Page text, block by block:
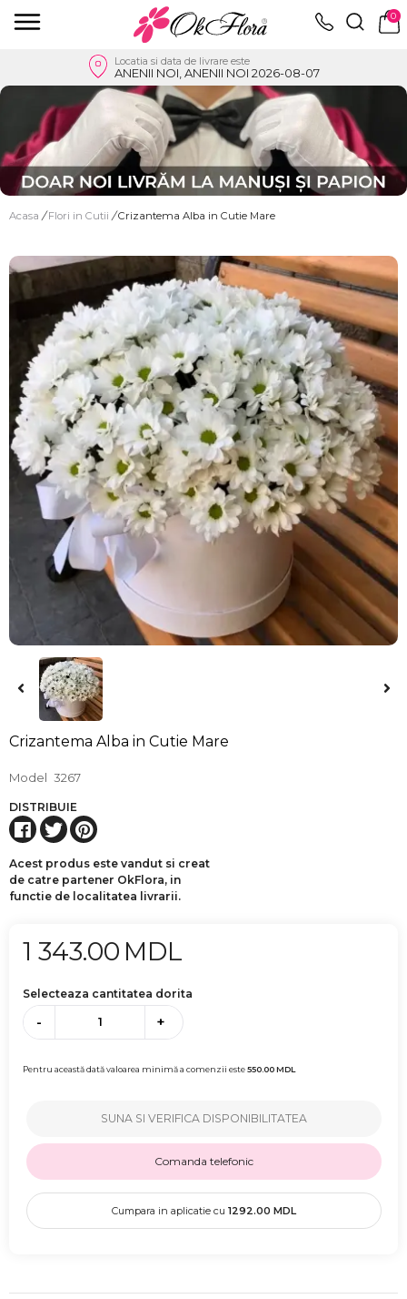
0
Locatia si data de livrare este
ANENII NOI, ANENII NOI 2026-08-07
Acasa / Flori in Cutii / Crizantema Alba in Cutie Mare
Crizantema Alba in Cutie Mare
Model 3267
DISTRIBUIE
Acest produs este vandut si creat
de catre partener OkFlora, in
functie de localitatea livrarii.
1 343.00 MDL
Selecteaza cantitatea dorita
- +
Pentru această dată valoarea minimă a comenzii este550.00MDL
SUNA SI VERIFICA DISPONIBILITATEA
Comanda telefonic
Cumpara in aplicatie cu 1292.00 MDL